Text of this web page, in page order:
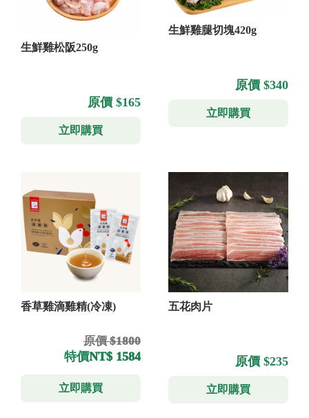
生鮮雞松阪250g
原價 $165
立即購買
生鮮雞腿切塊420g
原價 $340
立即購買
香草雞滴雞精(冷凍)
原價 $1800
特價NT$ 1584
立即購買
五花肉片
原價 $235
立即購買